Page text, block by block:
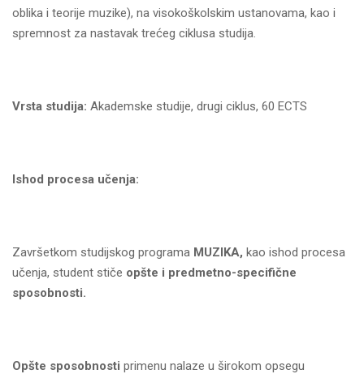
oblika i teorije muzike), na visokoškolskim ustanovama, kao i
spremnost za nastavak trećeg ciklusa studija.
Vrsta studija: Akademske studije, drugi ciklus, 60 ECTS
Ishod procesa učenja:
Završetkom studijskog programa MUZIKA, kao ishod procesa
učenja, student stiče opšte i predmetno-specifične
sposobnosti.
Opšte sposobnosti primenu nalaze u širokom opsegu